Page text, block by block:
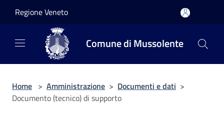
Regione Veneto
Comune di Mussolente
Home > Amministrazione > Documenti e dati >
Documento (tecnico) di supporto